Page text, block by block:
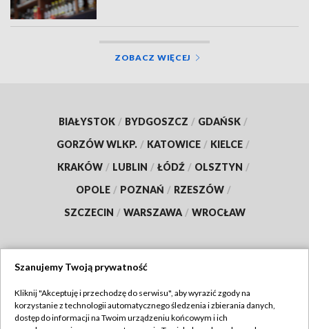
ZOBACZ WIĘCEJ
BIAŁYSTOK / BYDGOSZCZ / GDAŃSK /
GORZÓW WLKP. / KATOWICE / KIELCE /
KRAKÓW / LUBLIN / ŁÓDŹ / OLSZTYN /
OPOLE / POZNAŃ / RZESZÓW /
SZCZECIN / WARSZAWA / WROCŁAW
TVP
Szanujemy Twoją prywatność
Kliknij "Akceptuję i przechodzę do serwisu", aby wyrazić zgody na
korzystanie z technologii automatycznego śledzenia i zbierania danych,
dostęp do informacji na Twoim urządzeniu końcowym i ich